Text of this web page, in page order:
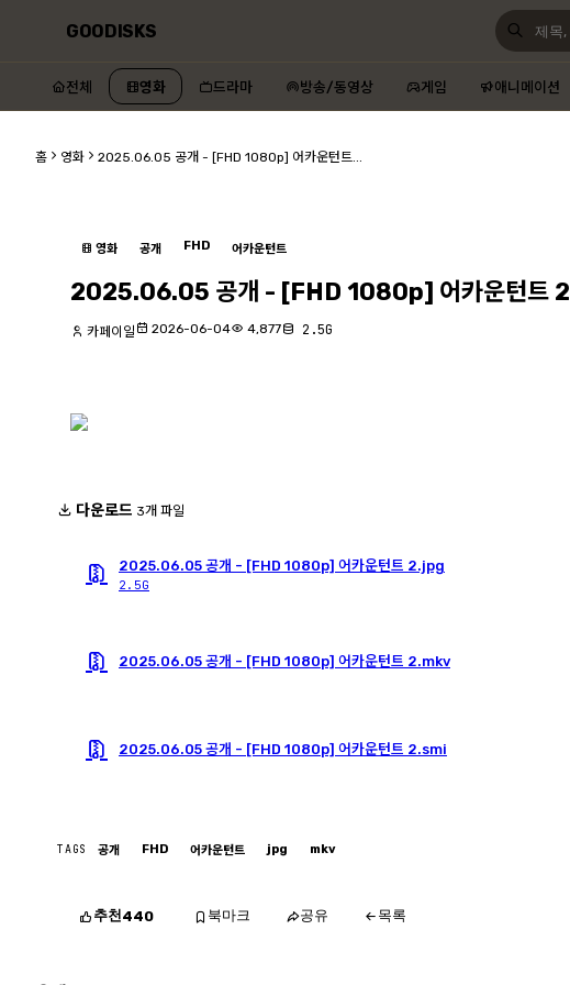
GOODISKS
전체 영화 드라마 방송/동영상 게임 애니메이션
홈 영화 2025.06.05 공개 - [FHD 1080p] 어카운턴트...
영화 공개 FHD 어카운턴트
2025.06.05 공개 - [FHD 1080p] 어카운턴트 2
카페이일 2026-06-04 4,877 2.5G
다운로드 3개 파일
2025.06.05 공개 - [FHD 1080p] 어카운턴트 2.jpg
2.5G
2025.06.05 공개 - [FHD 1080p] 어카운턴트 2.mkv
2025.06.05 공개 - [FHD 1080p] 어카운턴트 2.smi
TAGS 공개 FHD 어카운턴트 jpg mkv
추천440 북마크 공유 목록